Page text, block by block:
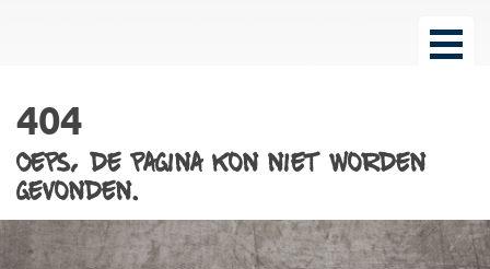
404
Oeps, de pagina kon niet worden
gevonden.